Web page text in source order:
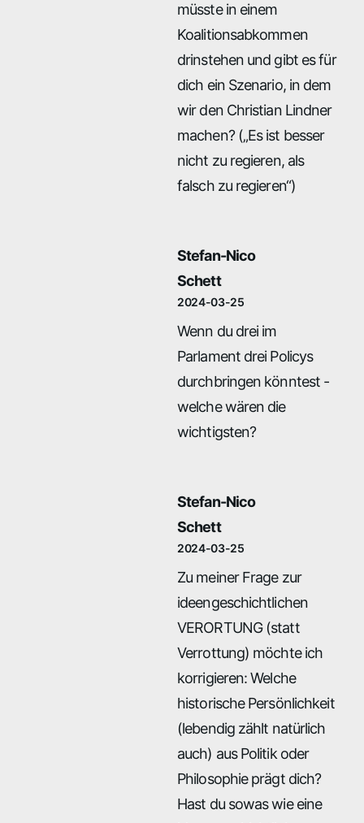
müsste in einem
Koalitionsabkommen
drinstehen und gibt es für
dich ein Szenario, in dem
wir den Christian Lindner
machen? („Es ist besser
nicht zu regieren, als
falsch zu regieren“)
Stefan-Nico
Schett
2024-03-25
Wenn du drei im
Parlament drei Policys
durchbringen könntest -
welche wären die
wichtigsten?
Stefan-Nico
Schett
2024-03-25
Zu meiner Frage zur
ideengeschichtlichen
VERORTUNG (statt
Verrottung) möchte ich
korrigieren: Welche
historische Persönlichkeit
(lebendig zählt natürlich
auch) aus Politik oder
Philosophie prägt dich?
Hast du sowas wie eine